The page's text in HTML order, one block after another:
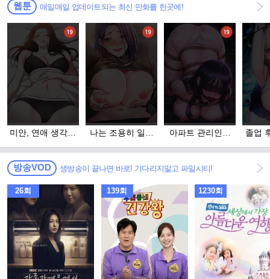
웹툰 매일매일 업데이트되는 최신 만화를 한곳에!
미안, 연애 생각은
나는 조용히 일하
아파트 관리인이
졸업
방송VOD 생방송이 끝나면 바로! 기다리지말고 파일시티!
26회 139회 1230회